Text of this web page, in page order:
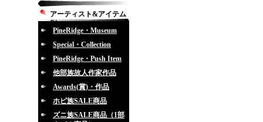
アーティスト&アイテム
別
PineRidge・Museum
Special・Collection
PineRidge・Push Item
他部族故人作家作品
Awards(賞)・作品
ホピ族SALE商品
ズニ族SALE商品（1部